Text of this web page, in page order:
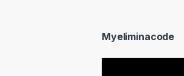
Myeliminacode